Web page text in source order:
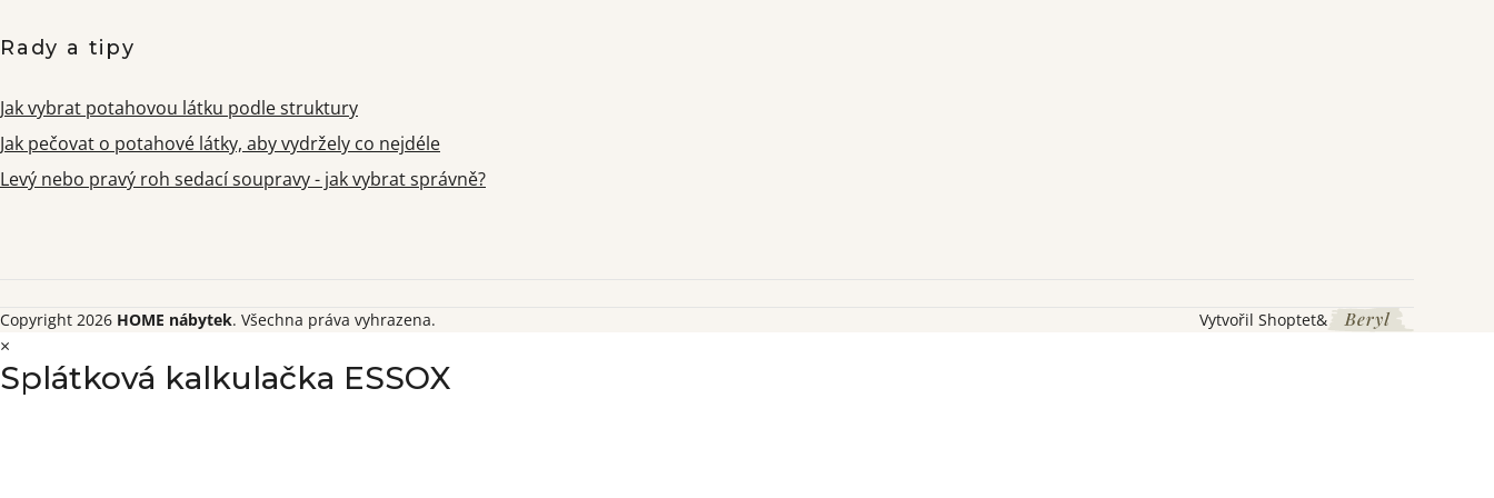
Rady a tipy
Jak vybrat potahovou látku podle struktury
Jak pečovat o potahové látky, aby vydržely co nejdéle
Levý nebo pravý roh sedací soupravy - jak vybrat správně?
Vytvořil Shoptet&
Copyright 2026 HOME nábytek. Všechna práva vyhrazena.
×
Splátková kalkulačka ESSOX